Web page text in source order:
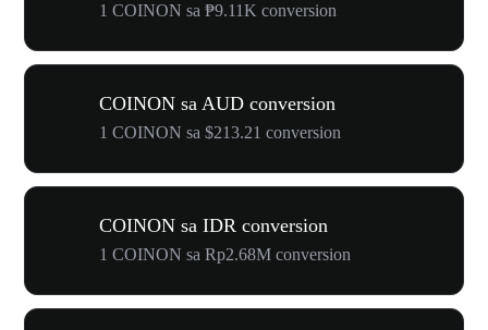
1 COINON sa ₱9.11K conversion
COINON sa AUD conversion
1 COINON sa $213.21 conversion
COINON sa IDR conversion
1 COINON sa Rp2.68M conversion